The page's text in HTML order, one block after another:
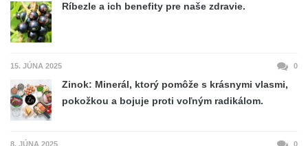
Ríbezle a ich benefity pre naše zdravie.
15. JÚNA 2025 0
Zinok: Minerál, ktorý pomôže s krásnymi vlasmi,
pokožkou a bojuje proti voľným radikálom.
8. JÚNA 2025 0